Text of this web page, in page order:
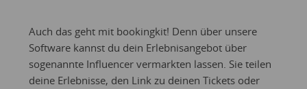
Auch das geht mit bookingkit! Denn über unsere
Software kannst du dein Erlebnisangebot über
sogenannte Influencer vermarkten lassen. Sie teilen
deine Erlebnisse, den Link zu deinen Tickets oder